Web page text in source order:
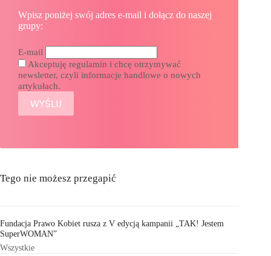
Wpisz poniżej swój adres e-mail i dołącz do naszej
grupy:
E-mail
Akceptuję regulamin i chcę otrzymywać
newsletter, czyli informacje handlowe o nowych
artykułach.
Tego nie możesz przegapić
Fundacja Prawo Kobiet rusza z V edycją kampanii „TAK! Jestem
SuperWOMAN”
Wszystkie